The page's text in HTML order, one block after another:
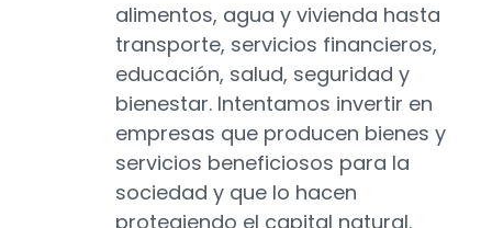
alimentos, agua y vivienda hasta
transporte, servicios financieros,
educación, salud, seguridad y
bienestar. Intentamos invertir en
empresas que producen bienes y
servicios beneficiosos para la
sociedad y que lo hacen
protegiendo el capital natural.